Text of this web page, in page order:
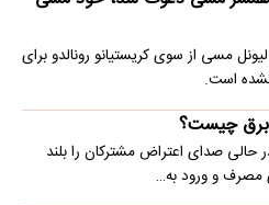
مسی از سوی کریستیانو رونالدو برای
است.
چیست؟
حالی صدای اعتراض مشترکان را بلند
مصرف و ورود به…